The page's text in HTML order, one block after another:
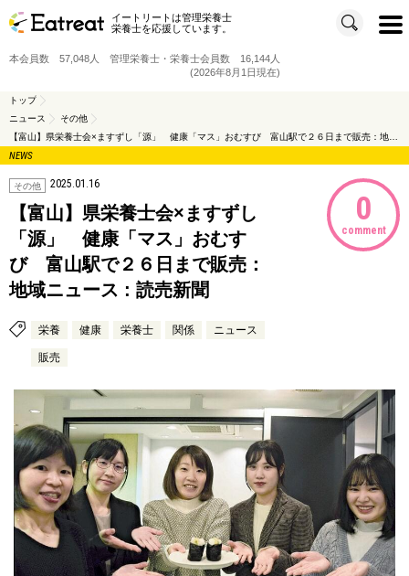
イートリートは管理栄養士
栄養士を応援しています。
t
o
t
i
本会員数 57,048人 管理栄養士・栄養士会員数 16,144人
(2026年8月1日現在)
トップ
ニュース
その他
NEWS
その他 2025.01.16
【富山】県栄養士会×ますずし
「源」 健康「マス」おむす
び 富山駅で２６日まで販売：
地域ニュース : 読売新聞
栄養 健康 栄養士 関係 ニュース
販売
0
comment